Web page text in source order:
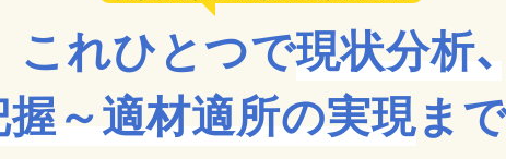
これひとつで現状分析、
～適材適所の実現ま